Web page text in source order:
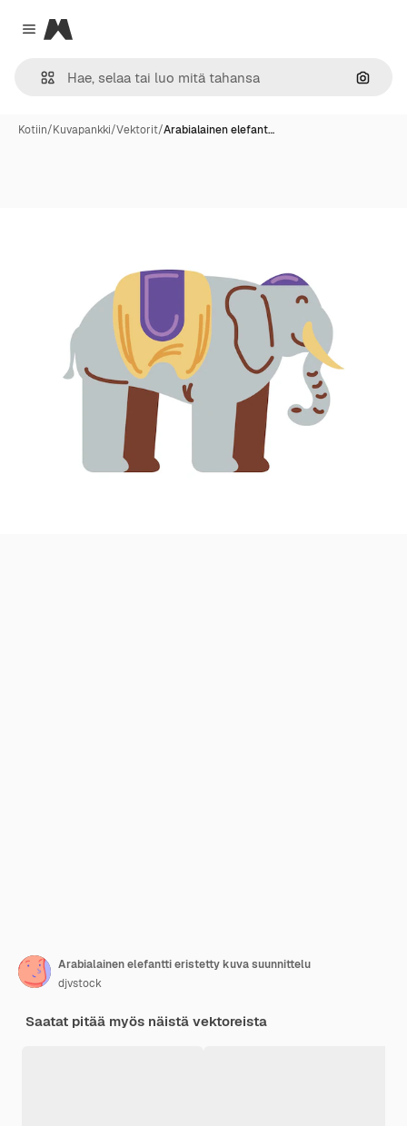
Close menu
Magnific
Hae
Kotiin/Kuvapankki/Vektorit/Arabialainen elefant…
Arabialainen elefantti eristetty kuva suunnittelu
djvstock
Saatat pitää myös näistä vektoreista